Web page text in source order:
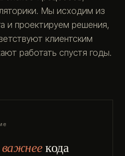
Мы исходим из
и проектируем решения,
клиентским
работать спустя годы.
важнеекода